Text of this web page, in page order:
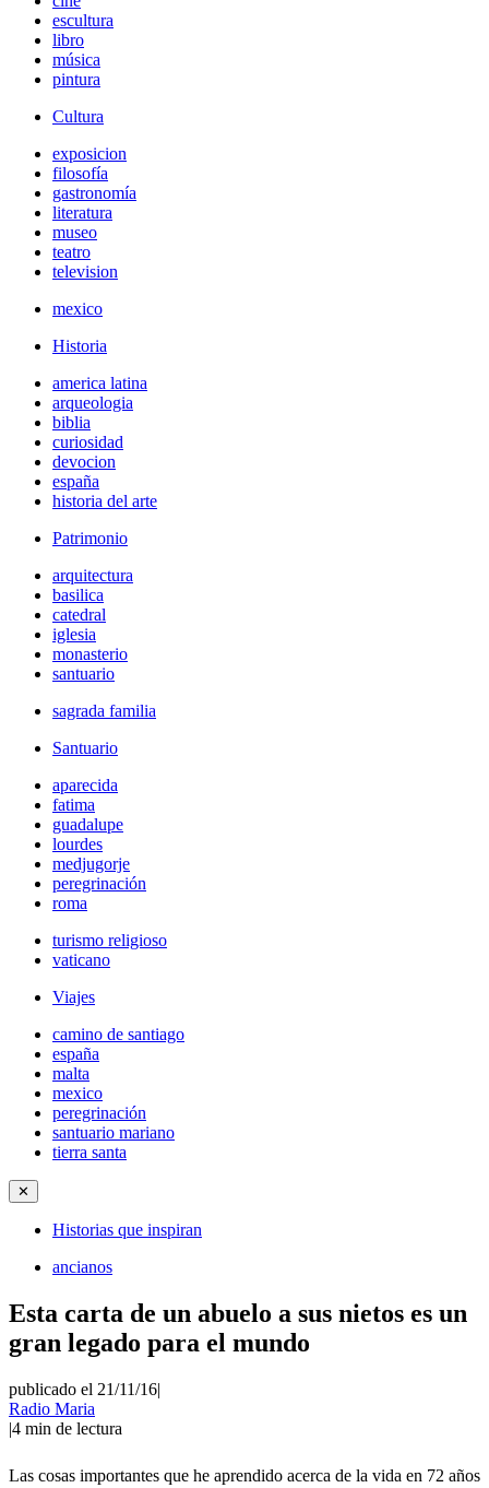
escultura
libro
música
pintura
Cultura
exposicion
filosofía
gastronomía
literatura
museo
teatro
television
mexico
Historia
america latina
arqueologia
biblia
curiosidad
devocion
españa
historia del arte
Patrimonio
arquitectura
basilica
catedral
iglesia
monasterio
santuario
sagrada familia
Santuario
aparecida
fatima
guadalupe
lourdes
medjugorje
peregrinación
roma
turismo religioso
vaticano
Viajes
camino de santiago
españa
malta
mexico
peregrinación
santuario mariano
tierra santa
✕
Historias que inspiran
ancianos
Esta carta de un abuelo a sus nietos es un
gran legado para el mundo
publicado el 21/11/16|
Radio Maria
|4 min de lectura
Las cosas importantes que he aprendido acerca de la vida en 72 años